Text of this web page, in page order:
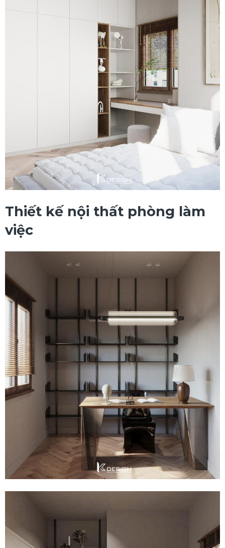
Thiết kế nội thất phòng làm
việc